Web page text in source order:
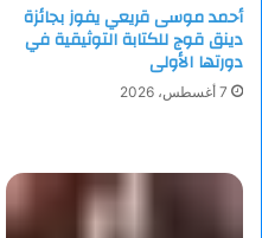
أحمد موسى قريعي يفوز بجائزة
دينق قوج للكتابة التوثيقية في
دورتها الأولى
7 أغسطس، 2026